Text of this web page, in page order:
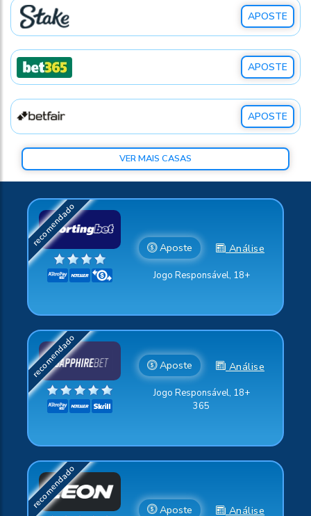
APOSTE
APOSTE
APOSTE
VER MAIS CASAS
Aposte Análise
Jogo Responsável, 18+
Aposte Análise
Jogo Responsável, 18+
365
Aposte Análise